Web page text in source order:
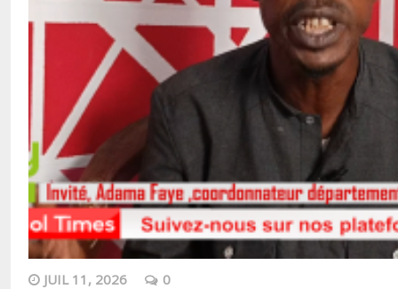
JUIL 11, 2026 0